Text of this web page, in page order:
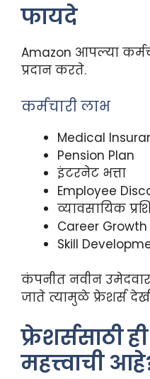
फायदे
Amazon आपल्या
प्रदान करते.
कर्मचारी लाभ
Medical
Pension Plan
इंटरनेट भत्ता
Employee
व्यावसायिक
Career
Skill
कंपनीत नवीन
जाते त्यामुळे फ्रेशर्स
फ्रेशर्ससाठी
महत्त्वाची